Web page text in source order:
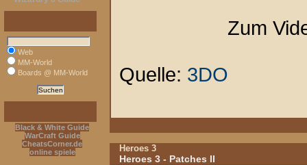
Web
MM-World
Boards @ MM-World
Black & White Guide
WarCraft Guide
CheatsCorner.de
online spiele
Zum
Quelle: 3DO
Heroes 3
Heroes 3 - Patches II